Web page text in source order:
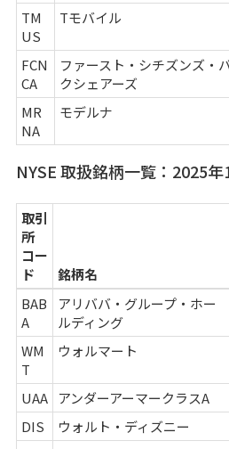
TM
US
Tモバイル
FCN
CA
ファースト・シチズンズ・
クシェアーズ
MR
NA
モデルナ
NYSE 取扱銘柄一覧：2025
取引
所
コー
ド
銘柄名
BAB
A
アリババ・グループ・ホー
ルディング
WM
T
ウォルマート
UAA アンダーアーマークラスA
DIS
ウォルト・ディズニー